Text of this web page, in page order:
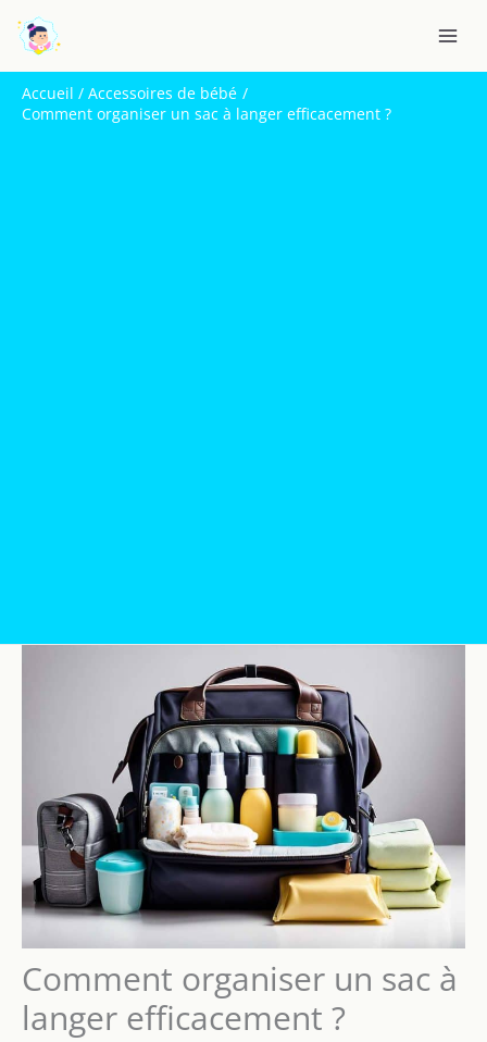
contenu
Accueil
Accessoires de bébé
Comment organiser un sac à langer efficacement ?
Comment organiser un sac à
langer efficacement ?
e
c
h